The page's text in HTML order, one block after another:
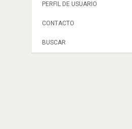
PERFIL DE USUARIO
CONTACTO
BUSCAR